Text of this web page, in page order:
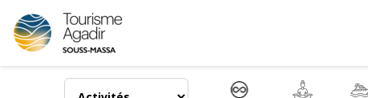
Panneau de gestion des cookies